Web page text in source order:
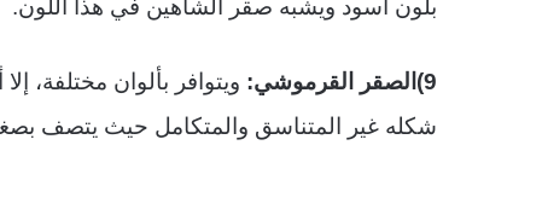
بلون أسود ويشبه صقر الشاهين في هذا اللون.
9)الصقر القرموشي:
ويتوافر بألوان
شكله غير المتناسق والمتكامل حيث يتصف